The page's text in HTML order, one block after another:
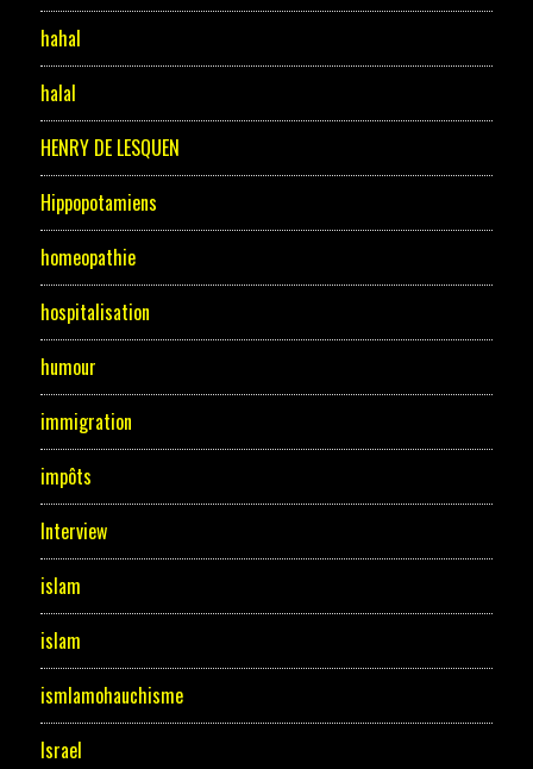
hahal
halal
HENRY DE LESQUEN
Hippopotamiens
homeopathie
hospitalisation
humour
immigration
impôts
Interview
islam
islam
ismlamohauchisme
Israel